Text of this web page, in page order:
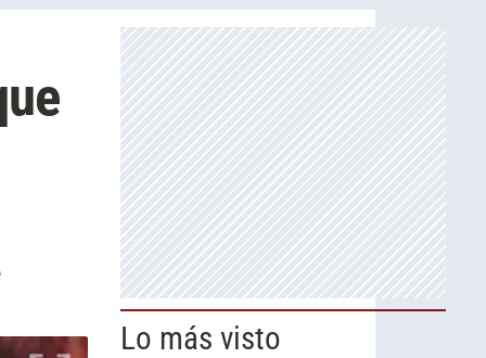
Lo más visto